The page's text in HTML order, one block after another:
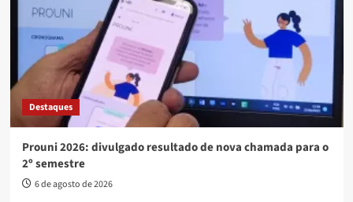
Destaques
Prouni 2026: divulgado resultado de nova chamada para o
2º semestre
6 de agosto de 2026